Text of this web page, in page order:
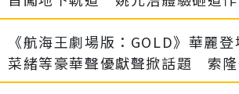
《航海王劇場版：GOLD》華麗
菜緒等豪華聲優獻聲掀話題 索